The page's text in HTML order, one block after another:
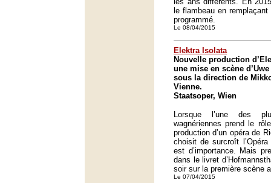
le flambeau en remplaçant
programmé.
Le 08/04/2015
Elektra Isolata
Nouvelle production
une mise en scène
sous la direction de
Vienne.
Staatsoper, Wien
Lorsque l’une des
wagnériennes prend le
production d’un opéra de
choisit de surcroît l’Opéra
est d’importance. Mais
dans le livret
soir sur la première scène
Le 07/04/2015